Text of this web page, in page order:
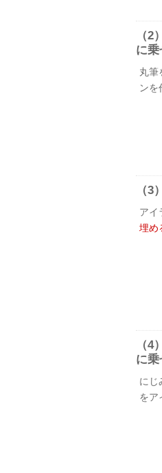
（
に乗
丸筆
ンを
（3
アイ
埋め
（
に乗
にじ
をア